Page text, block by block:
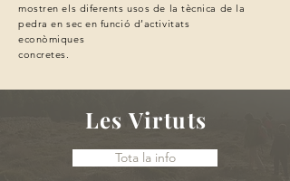
mostrenels diferents usos de la tècnica de la
pedra en sec en funció d’activitats
econòmiques
concretes.
Les Virtuts
Tota la info